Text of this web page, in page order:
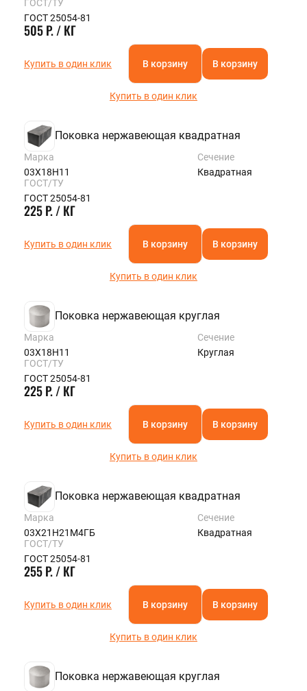
KAZAN@STALTEKA.RU
ГОСТ/ТУ
ГОСТ 25054-81
505 Р. / КГ
Купить в один клик В корзину В корзину
Купить в один клик
Поковка нержавеющая квадратная
Марка
03Х18Н11
Сечение
Квадратная
ГОСТ/ТУ
ГОСТ 25054-81
225 Р. / КГ
Купить в один клик В корзину В корзину
Купить в один клик
Поковка нержавеющая круглая
Марка
03Х18Н11
Сечение
Круглая
ГОСТ/ТУ
ГОСТ 25054-81
225 Р. / КГ
Купить в один клик В корзину В корзину
Купить в один клик
Поковка нержавеющая квадратная
Марка
03Х21Н21М4ГБ
Сечение
Квадратная
ГОСТ/ТУ
ГОСТ 25054-81
255 Р. / КГ
Купить в один клик В корзину В корзину
Купить в один клик
Поковка нержавеющая круглая